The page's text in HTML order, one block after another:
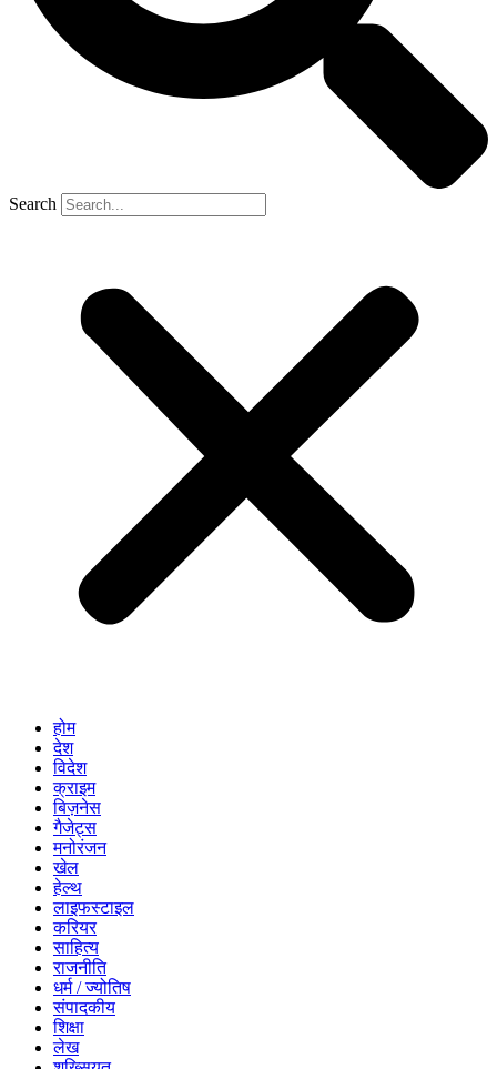
Search
होम
देश
विदेश
क्राइम
बिज़नेस
गैजेट्स
मनोरंजन
खेल
हेल्थ
लाइफस्टाइल
करियर
साहित्य
राजनीति
धर्म / ज्योतिष
संपादकीय
शिक्षा
लेख